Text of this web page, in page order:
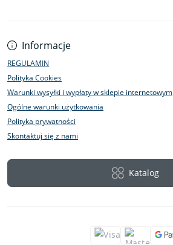
Informacje
REGULAMIN
Polityka Cookies
Warunki wysyłki i wypłaty w sklepie internetowym
Ogólne warunki użytkowania
Polityka prywatności
Skontaktuj się z nami
Katalog